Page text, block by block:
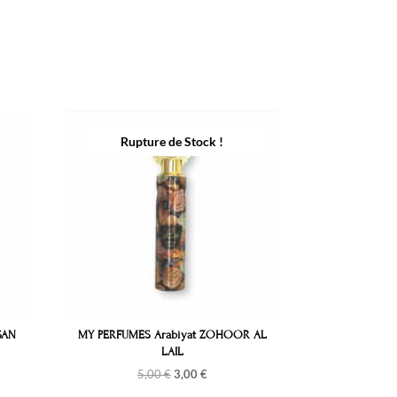
MY PERFUMES Arabiyat ZOHOOR AL
LAIL
5,00€Le
3,00€Le